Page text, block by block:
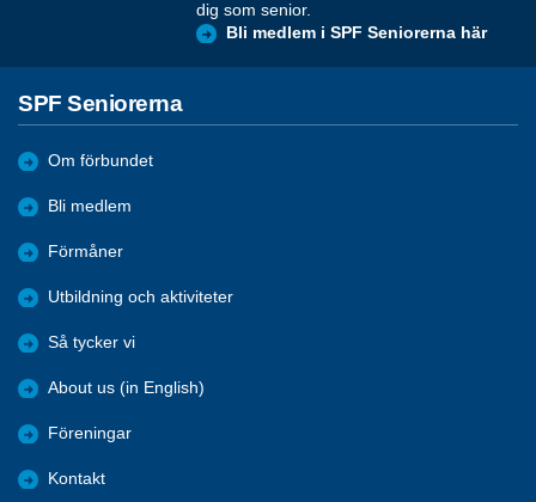
dig som senior.
Bli medlem i SPF Seniorerna här
SPF Seniorerna
Om förbundet
Bli medlem
Förmåner
Utbildning och aktiviteter
Så tycker vi
About us (in English)
Föreningar
Kontakt